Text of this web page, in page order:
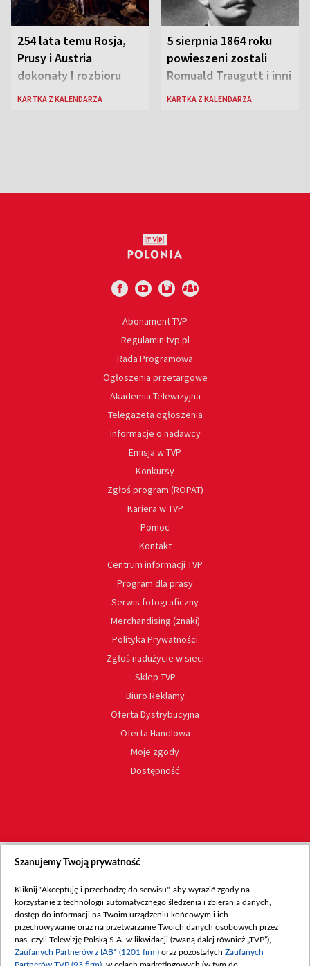
254 lata temu Rosja,
Prusy i Austria
dokonały I rozbioru
Polski
KARTKA Z KALENDARZA
5 sierpnia 1864 roku
powieszeni zostali
Romuald Traugutt i inni
przywódcy Powstania
KARTKA Z KALENDARZA
Abonament TVP
Regulamin tvp.pl
Rada Programowa
Ogłoszenia przetargowe
Akademia Telewizyjna
Telegazeta ogłoszenia
Informacje o nadawcy
Emisja w TVP
Konkursy
Zgłoś program (ROPAT)
Kariera w TVP
Pomoc
Kontakt
Centrum informacji TVP
Program dla prasy
Serwis fotograficzny
Merchandising (znaki)
Polityka Prywatności
Zgłoś nadużycie w sieci
Sklep TVP
Biuro Reklamy
Oferta Dystrybucyjna
Oferta Handlowa
Moje zgody
Dostępność
Szanujemy Twoją prywatność
Kliknij "Akceptuję i przechodzę do serwisu", aby wyrazić zgody na
korzystanie z technologii automatycznego śledzenia i zbierania danych,
dostęp do informacji na Twoim urządzeniu końcowym i ich
przechowywanie oraz na przetwarzanie Twoich danych osobowych przez
nas, czyli Telewizję Polską S.A. w likwidacji (zwaną dalej również „TVP”),
Zaufanych Partnerów z IAB* (1201 firm) oraz pozostałych Zaufanych